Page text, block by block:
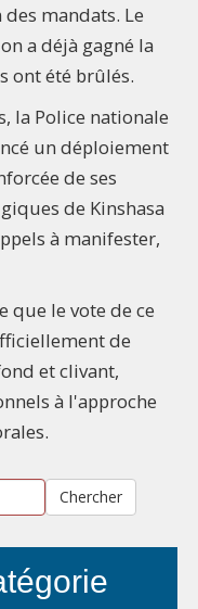
mandats. Le
a déjà gagné la
ont été brûlés.
la Police nationale
un déploiement
de ses
de Kinshasa
à manifester,
que le vote de ce
de
et clivant,
à l'approche
Chercher